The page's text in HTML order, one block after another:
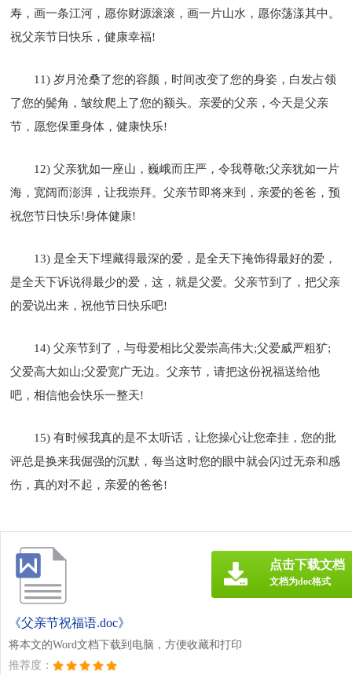
寿，画一条江河，愿你财源滚滚，画一片山水，愿你荡漾其中。
祝父亲节日快乐，健康幸福!
11) 岁月沧桑了您的容颜，时间改变了您的身姿，白发占领
了您的鬓角，皱纹爬上了您的额头。亲爱的父亲，今天是父亲
节，愿您保重身体，健康快乐!
12) 父亲犹如一座山，巍峨而庄严，令我尊敬;父亲犹如一片
海，宽阔而澎湃，让我崇拜。父亲节即将来到，亲爱的爸爸，预
祝您节日快乐!身体健康!
13) 是全天下埋藏得最深的爱，是全天下掩饰得最好的爱，
是全天下诉说得最少的爱，这，就是父爱。父亲节到了，把父亲
的爱说出来，祝他节日快乐吧!
14) 父亲节到了，与母爱相比父爱崇高伟大;父爱威严粗犷;
父爱高大如山;父爱宽广无边。父亲节，请把这份祝福送给他
吧，相信他会快乐一整天!
15) 有时候我真的是不太听话，让您操心让您牵挂，您的批
评总是换来我倔强的沉默，每当这时您的眼中就会闪过无奈和感
伤，真的对不起，亲爱的爸爸!
《父亲节祝福语.doc》
将本文的Word文档下载到电脑，方便收藏和打印
推荐度：
点击下载文档
文档为doc格式